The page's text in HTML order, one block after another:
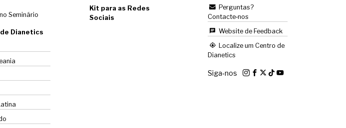
Seminário
Dianetics
Kit para as Redes
Sociais
Perguntas?
Contacte‑nos
Website de Feedback
Localize um Centro de
Dianetics
Siga‑nos